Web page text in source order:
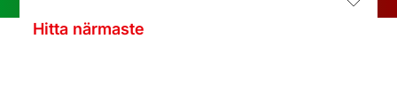
Hitta närmaste